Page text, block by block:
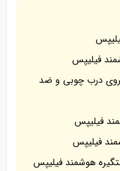
فیلیپس
درب چوبی و ضد
فیلیپس
فیلیپس
هوشمند فیلیپس